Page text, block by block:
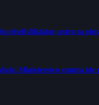
chvíli diktátor, ostro sa
Ministerstvo vnútra ide